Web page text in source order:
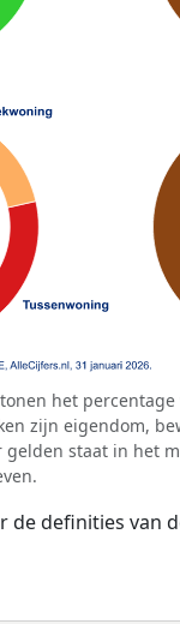
het
zijn eigendom,
staat in het
definities van